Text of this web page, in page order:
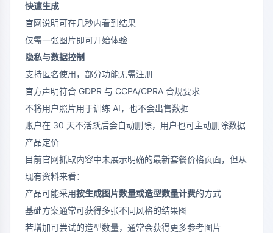
快速生成
官网说明可在几秒内看到结果
仅需一张图片即可开始体验
隐私与数据控制
支持匿名使用，部分功能无需注册
官方声明符合 GDPR 与 CCPA/CPRA 合规要求
不将用户照片用于训练 AI，也不会出售数据
账户在 30 天不活跃后会自动删除，用户也可主动删除数据
产品定价
目前官网抓取内容中未展示明确的最新套餐价格页面，但从
现有资料来看：
产品可能采用按生成图片数量或造型数量计费的方式
基础方案通常可获得多张不同风格的结果图
若增加可尝试的造型数量，通常会获得更多参考图片